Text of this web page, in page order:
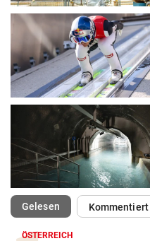
Gelesen(ausgewählt)Kommentiert
ÖSTERREICH